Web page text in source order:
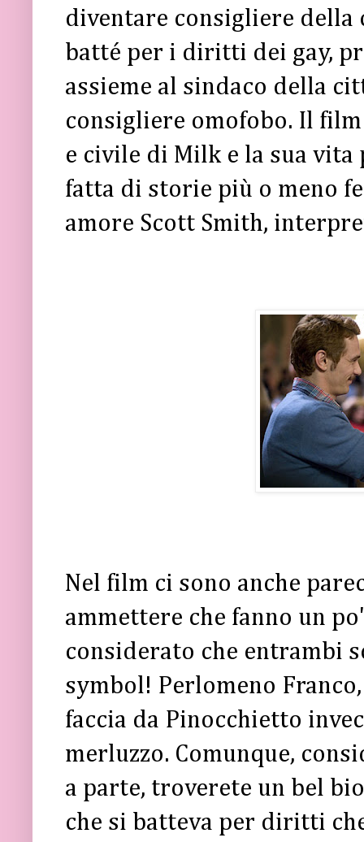
diventare consigliere della
batté per i diritti dei gay,
assieme al sindaco della
consigliere omofobo. Il
e civile di Milk e la sua
fatta di storie più o meno
amore Scott Smith,
Nel film ci sono anche
ammettere che fanno un
considerato che entrambi
symbol! Perlomeno
faccia da Pinocchietto
merluzzo. Comunque,
a parte, troverete un bel
che si batteva per diritti